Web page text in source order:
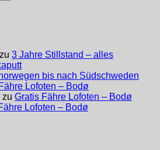
zu 3 Jahre Stillstand – alles
bis nach Südschweden
Lofoten – Bodø
zu Gratis Fähre Lofoten – Bodø
Lofoten – Bodø